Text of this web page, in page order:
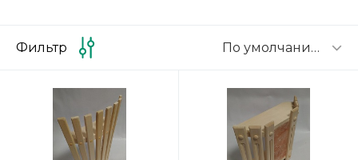
По умолчанию
Фильтр